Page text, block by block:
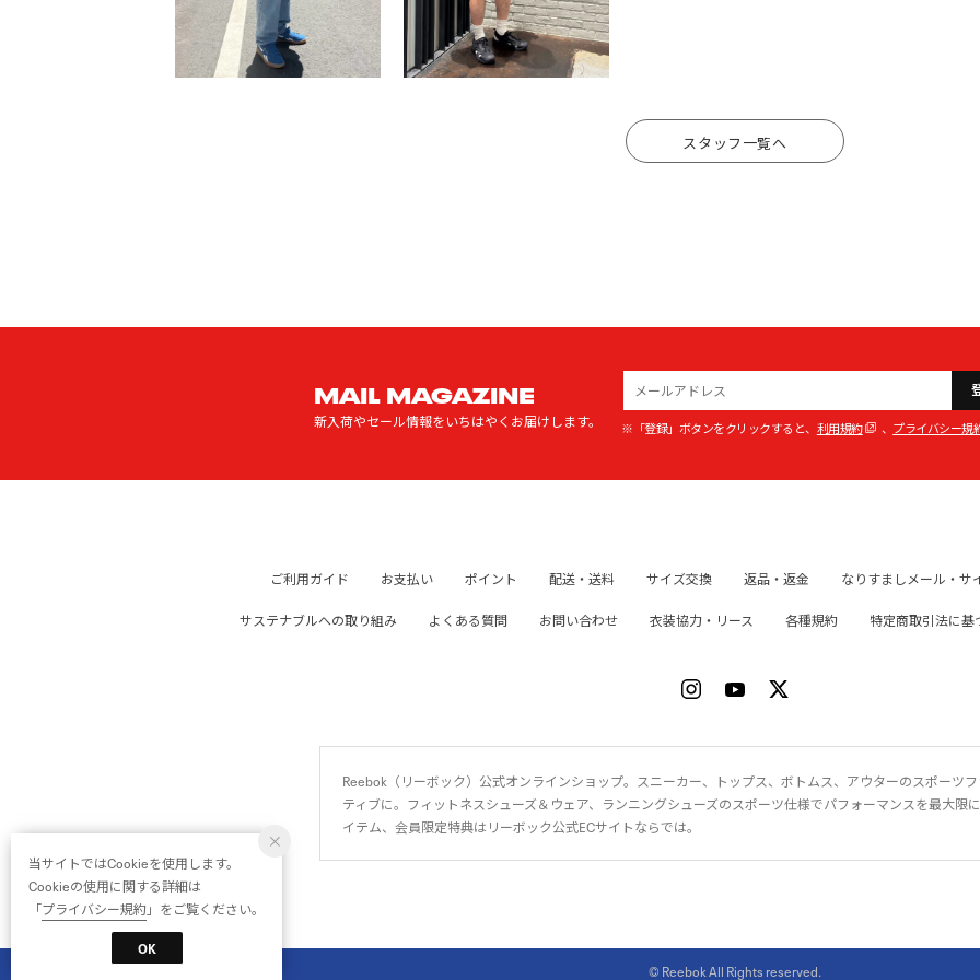
スタッフ一覧へ
MAIL MAGAZINE
新入荷やセール情報をいちはやくお届けします。 ※「登録」ボタンをクリックすると、 利用規約 、 プライバシー規
ご利用ガイド お支払い ポイント 配送・送料 サイズ交換 返品・返金 なりすましメール・サ
サステナブルへの取り組み よくある質問 お問い合わせ 衣装協力・リース 各種規約 特定商取引法に基
Reebok（リーボック）公式オンラインショップ。スニーカー、トップス、ボトムス、アウターのスポーツ
ティブに。フィットネスシューズ＆ウェア、ランニングシューズのスポーツ仕様でパフォーマンスを最大限
イテム、会員限定特典はリーボック公式ECサイトならでは。
© Reebok All Rights reserved.
当サイトではCookieを使用します。
Cookieの使用に関する詳細は
「プライバシー規約 」をご覧ください。
OK